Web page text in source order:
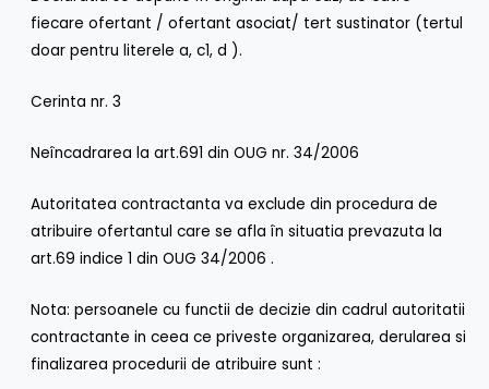
fiecare ofertant / ofertant asociat/ tert sustinator (tertul
doar pentru literele a, c1, d ).
Cerinta nr. 3
Neîncadrarea la art.691 din OUG nr. 34/2006
Autoritatea contractanta va exclude din procedura de
atribuire ofertantul care se afla în situatia prevazuta la
art.69 indice 1 din OUG 34/2006 .
Nota: persoanele cu functii de decizie din cadrul autoritatii
contractante in ceea ce priveste organizarea, derularea si
finalizarea procedurii de atribuire sunt :